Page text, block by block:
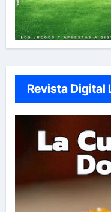
Revista Digital